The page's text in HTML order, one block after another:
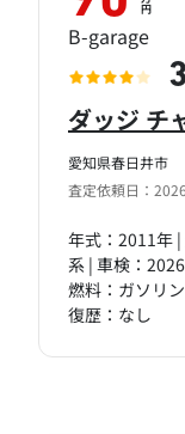
愛知県春日井市
査定依頼日：
ダッジ チ
年式：2011年
系 | 車検：
燃料：ガソリ
復歴：なし
円
B-garage